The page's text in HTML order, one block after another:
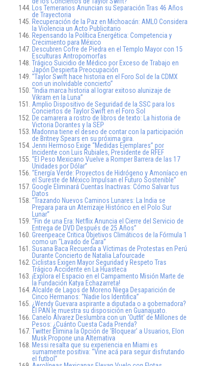
Los Temerarios Anuncian su Separación Tras 46 Años
de Trayectoria
Recuperación de la Paz en Michoacán: AMLO Considera
la Violencia un Acto Publicitario
Repensando la Política Energética: Competencia y
Crecimiento para México
Descubren Cofre de Piedra en el Templo Mayor con 15
Esculturas Antropomorfas
Trágico Suicidio de Médico por Exceso de Trabajo en
Japón Despierta Preocupación
“Taylor Swift hace historia en el Foro Sol de la CDMX
con un inolvidable concierto”
“India marca historia al lograr exitoso alunizaje de
Vikram en la Luna”
Amplio Dispositivo de Seguridad de la SSC para los
Conciertos de Taylor Swift en el Foro Sol
De camarera a rostro de libros de texto: La historia de
Victoria Dorantes y la SEP
Madonna tiene el deseo de contar con la participación
de Britney Spears en su próxima gira.
Jenni Hermoso Exige “Medidas Ejemplares” por
Incidente con Luis Rubiales, Presidente de RFEF
“El Peso Mexicano Vuelve a Romper Barrera de las 17
Unidades por Dólar”
“Energía Verde: Proyectos de Hidrógeno y Amoníaco en
el Sureste de México Impulsan el Futuro Sostenible”
Google Eliminará Cuentas Inactivas: Cómo Salvar tus
Datos
“Trazando Nuevos Caminos Lunares: La India se
Prepara para un Aterrizaje Histórico en el Polo Sur
Lunar”
“Fin de una Era: Netflix Anuncia el Cierre del Servicio de
Entrega de DVD Después de 25 Años”
Greenpeace Critica Objetivos Climáticos de la Fórmula 1
como un “Lavado de Cara”
Susana Baca Recuerda a Víctimas de Protestas en Perú
Durante Concierto de Natalia Lafourcade
Ciclistas Exigen Mayor Seguridad y Respeto Tras
Trágico Accidente en La Huasteca
¡Explora el Espacio en el Campamento Misión Marte de
la Fundación Katya Echazarreta!
Alcalde de Lagos de Moreno Niega Desaparición de
Cinco Hermanos: “Nadie los Identifica”
¿Wendy Guevara aspirante a diputada o a gobernadora?
El PAN le muestra su disposición en Guanajuato.
Canelo Álvarez Deslumbra con un ‘Outfit’ de Millones de
Pesos: ¿Cuánto Cuesta Cada Prenda?
Twitter Elimina la Opción de ‘Bloquear’ a Usuarios, Elon
Musk Propone una Alternativa
Messi resalta que su experiencia en Miami es
sumamente positiva: “Vine acá para seguir disfrutando
el futbol”